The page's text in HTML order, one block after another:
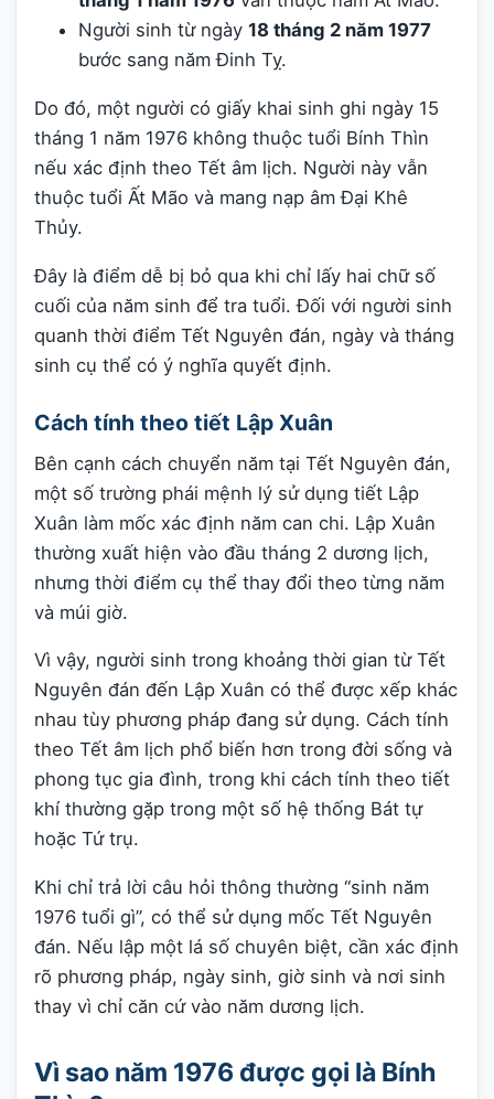
Người sinh từ ngày 18 tháng 2 năm 1977
bước sang năm Đinh Tỵ.
Do đó, một người có giấy khai sinh ghi ngày 15
tháng 1 năm 1976 không thuộc tuổi Bính Thìn
nếu xác định theo Tết âm lịch. Người này vẫn
thuộc tuổi Ất Mão và mang nạp âm Đại Khê
Thủy.
Đây là điểm dễ bị bỏ qua khi chỉ lấy hai chữ số
cuối của năm sinh để tra tuổi. Đối với người sinh
quanh thời điểm Tết Nguyên đán, ngày và tháng
sinh cụ thể có ý nghĩa quyết định.
Cách tính theo tiết Lập Xuân
Bên cạnh cách chuyển năm tại Tết Nguyên đán,
một số trường phái mệnh lý sử dụng tiết Lập
Xuân làm mốc xác định năm can chi. Lập Xuân
thường xuất hiện vào đầu tháng 2 dương lịch,
nhưng thời điểm cụ thể thay đổi theo từng năm
và múi giờ.
Vì vậy, người sinh trong khoảng thời gian từ Tết
Nguyên đán đến Lập Xuân có thể được xếp khác
nhau tùy phương pháp đang sử dụng. Cách tính
theo Tết âm lịch phổ biến hơn trong đời sống và
phong tục gia đình, trong khi cách tính theo tiết
khí thường gặp trong một số hệ thống Bát tự
hoặc Tứ trụ.
Khi chỉ trả lời câu hỏi thông thường “sinh năm
1976 tuổi gì”, có thể sử dụng mốc Tết Nguyên
đán. Nếu lập một lá số chuyên biệt, cần xác định
rõ phương pháp, ngày sinh, giờ sinh và nơi sinh
thay vì chỉ căn cứ vào năm dương lịch.
Vì sao năm 1976 được gọi là Bính